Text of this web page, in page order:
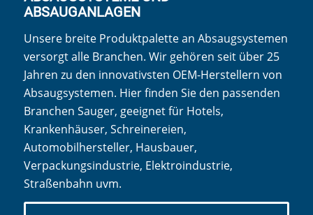
ABSAUGANLAGEN
Unsere breite Produktpalette an Absaugsystemen
versorgt alle Branchen. Wir gehören seit über 25
Jahren zu den innovativsten OEM-Herstellern von
Absaugsystemen. Hier finden Sie den passenden
Branchen Sauger, geeignet für Hotels,
Krankenhäuser, Schreinereien,
Automobilhersteller, Hausbauer,
Verpackungsindustrie, Elektroindustrie,
Straßenbahn uvm.